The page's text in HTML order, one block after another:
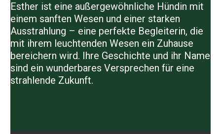
Esther ist eine außergewöhnliche Hündin mit
einem sanften Wesen und einer starken
Ausstrahlung – eine perfekte Begleiterin, die
mit ihrem leuchtenden Wesen ein Zuhause
bereichern wird. Ihre Geschichte und ihr Name
sind ein wunderbares Versprechen für eine
strahlende Zukunft.